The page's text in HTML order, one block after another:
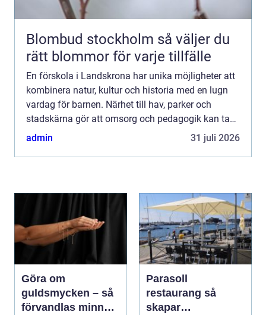
Blombud stockholm så väljer du
rätt blommor för varje tillfälle
En förskola i Landskrona har unika möjligheter att
kombinera natur, kultur och historia med en lugn
vardag för barnen. Närhet till hav, parker och
stadskärna gör att omsorg och pedagogik kan ta
plats både inne i förskolans lokaler och ute i
admin 31 juli 2026
Göra om
guldsmycken – så
förvandlas minnen
Parasoll
restaurang så
skapar